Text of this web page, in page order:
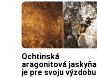
Ochtinská
aragonitová jaskyňa
je pre svoju výzdobu